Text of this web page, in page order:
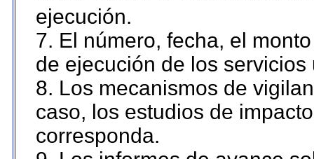
ejecución.
7. El número, fecha, el
de ejecución de los servicios
8. Los mecanismos de
caso, los estudios de
corresponda.